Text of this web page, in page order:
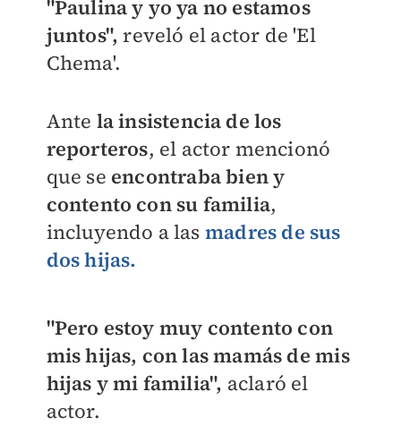
"Paulina y yo ya no estamos
juntos", reveló el actor de 'El
Chema'.
Ante la insistencia de los
reporteros, el actor mencionó
que se encontraba bien y
contento con su familia,
incluyendo a las madres de sus
dos hijas.
"Pero estoy muy contento con
mis hijas, con las mamás de mis
hijas y mi familia", aclaró el
actor.